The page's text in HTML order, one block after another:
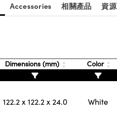
Accessories 相關產品 資源
Dimensions (mm) Color
122.2 x 122.2 x 24.0 White